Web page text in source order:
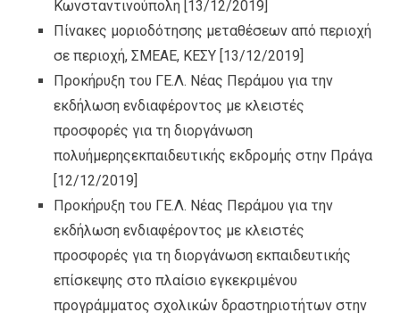
Κωνσταντινούπολη [13/12/2019]
Πίνακες μοριοδότησης μεταθέσεων από περιοχή
σε περιοχή, ΣΜΕΑΕ, ΚΕΣΥ [13/12/2019]
Προκήρυξη του ΓΕ.Λ. Νέας Περάμου για την
εκδήλωση ενδιαφέροντος με κλειστές
προσφορές για τη διοργάνωση
πολυήμερηςεκπαιδευτικής εκδρομής στην Πράγα
[12/12/2019]
Προκήρυξη του ΓΕ.Λ. Νέας Περάμου για την
εκδήλωση ενδιαφέροντος με κλειστές
προσφορές για τη διοργάνωση εκπαιδευτικής
επίσκεψης στο πλαίσιο εγκεκριμένου
προγράμματος σχολικών δραστηριοτήτων στην